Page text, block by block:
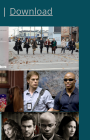
| Download